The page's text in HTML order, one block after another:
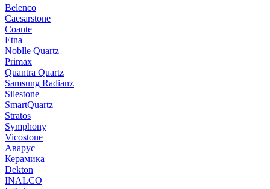
Belenco
Caesarstone
Coante
Etna
Noblle Quartz
Primax
Quantra Quartz
Samsung Radianz
Silestone
SmartQuartz
Stratos
Symphony
Vicostone
Аварус
Керамика
Dekton
INALCO